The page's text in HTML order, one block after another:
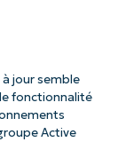
jour semble
fonctionnalité
Active